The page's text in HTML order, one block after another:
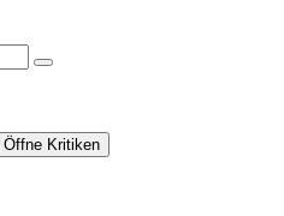
Öffne Kritiken